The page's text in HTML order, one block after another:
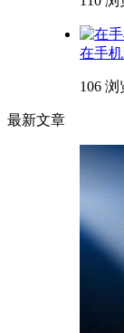
在手
106 浏
最新文章